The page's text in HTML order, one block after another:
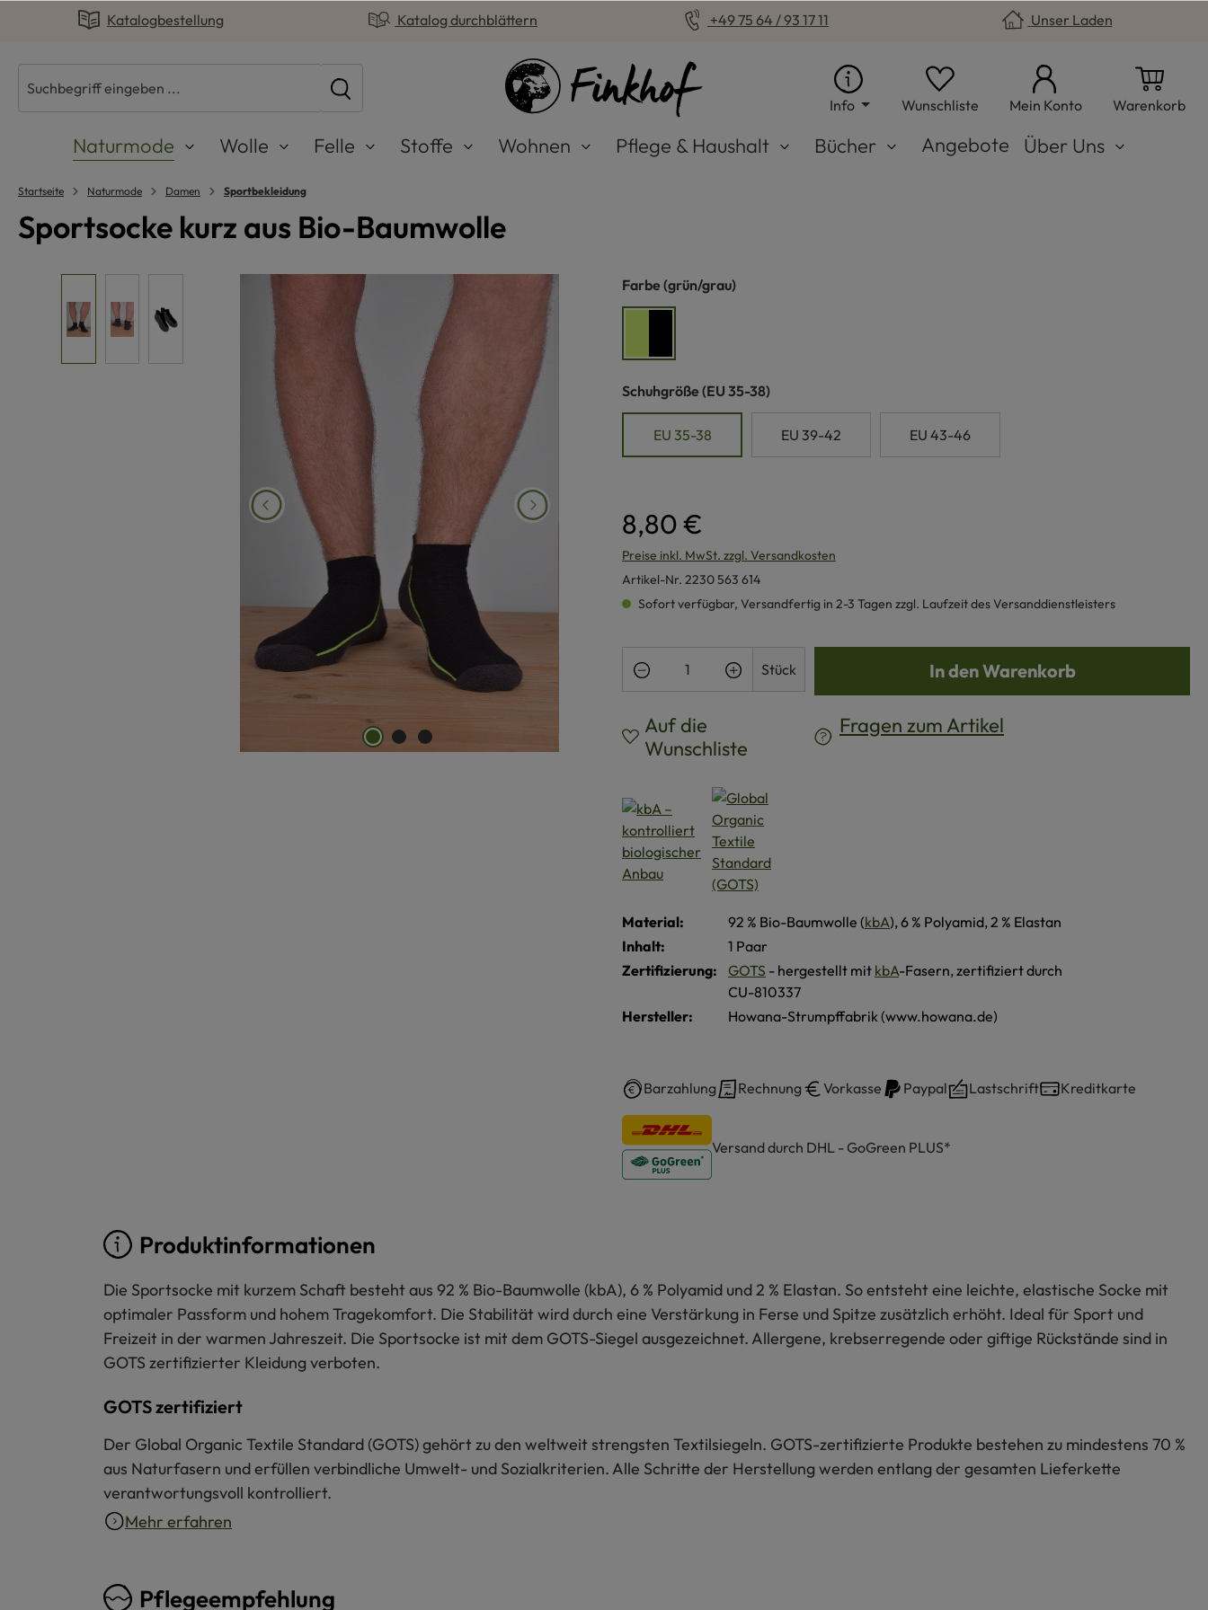
Zur Hauptnavigation springen
Katalogbestellung Katalog durchblättern +49 75 64 / 93 17 11 Unser Laden
Info Wunschliste Du hast 0 Produkte auf dem
Mein Konto Warenkorb
Naturmode Wolle Felle Stoffe Wohnen Pflege & Haushalt Bücher Angebote Über Uns
Startseite Naturmode Damen Sportbekleidung
Sportsocke kurz aus Bio-Baumwolle
Farbe auswählen
(grün/grau)
Schuhgröße auswählen
(EU 35-38)
EU 35-38 EU 39-42 EU 43-46
8,80 €
Preise inkl. MwSt. zzgl. Versandkosten
Artikel-Nr. 2230 563 614
Sofort verfügbar, Versandfertig in 2-3 Tagen zzgl. Laufzeit des Versanddienstleisters
Produkt Anzahl: Gib den gewünschten Wert ein oder
Stück In den Warenkorb
Auf die
Wunschliste
Fragen zum Artikel
Material: 92 % Bio-Baumwolle (kbA), 6 % Polyamid, 2 % Elastan
Inhalt:
1 Paar
Zertifizierung:
GOTS - hergestellt mit kbA-Fasern, zertifiziert durch
CU-810337
Hersteller:
Howana-Strumpffabrik (www.howana.de)
Barzahlung Rechnung Vorkasse Paypal Lastschrift Kreditkarte
Versand durch DHL - GoGreen PLUS*
Produktinformationen
Die Sportsocke mit kurzem Schaft besteht aus 92 % Bio-Baumwolle (kbA), 6 % Polyamid und 2 % Elastan. So entsteht eine leichte, elastische Socke mit
optimaler Passform und hohem Tragekomfort. Die Stabilität wird durch eine Verstärkung in Ferse und Spitze zusätzlich erhöht. Ideal für Sport und
Freizeit in der warmen Jahreszeit. Die Sportsocke ist mit dem GOTS-Siegel ausgezeichnet. Allergene, krebserregende oder giftige Rückstände sind in
GOTS zertifizierter Kleidung verboten.
GOTS zertifiziert
Der Global Organic Textile Standard (GOTS) gehört zu den weltweit strengsten Textilsiegeln. GOTS-zertifizierte Produkte bestehen zu mindestens 70 %
aus Naturfasern und erfüllen verbindliche Umwelt- und Sozialkriterien. Alle Schritte der Herstellung werden entlang der gesamten Lieferkette
verantwortungsvoll kontrolliert.
Mehr erfahren
Pflegeempfehlung